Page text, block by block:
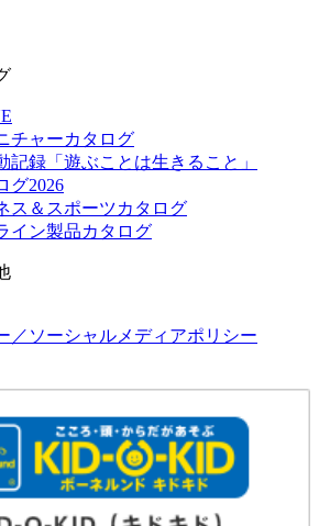
チャーカタログ
記録「遊ぶことは生きること」
グ2026
ス＆スポーツカタログ
イン製品カタログ
／ソーシャルメディアポリシー